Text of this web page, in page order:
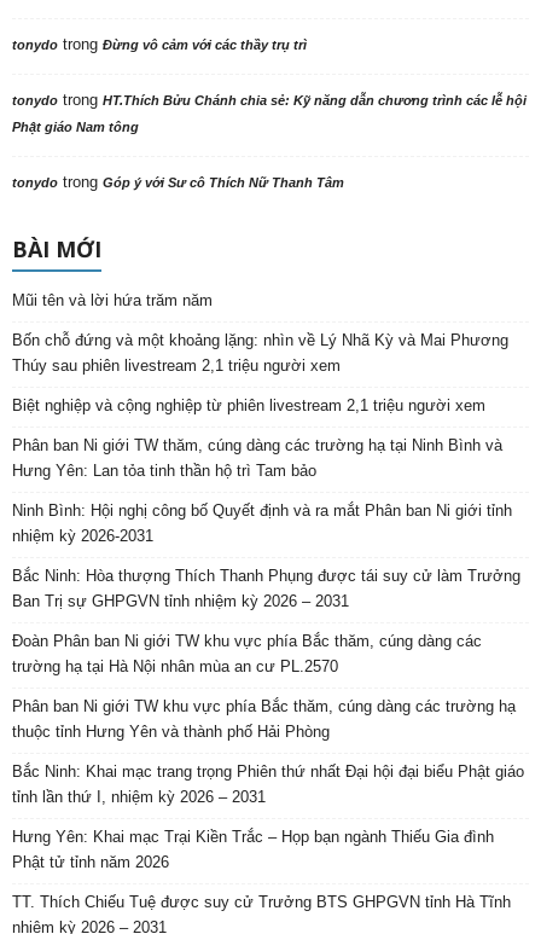
tonydo trong Đừng vô cảm với các thầy trụ trì
tonydo trong HT.Thích Bửu Chánh chia sẻ: Kỹ năng dẫn chương trình các lễ hội
Phật giáo Nam tông
tonydo trong Góp ý với Sư cô Thích Nữ Thanh Tâm
BÀI MỚI
Mũi tên và lời hứa trăm năm
Bốn chỗ đứng và một khoảng lặng: nhìn về Lý Nhã Kỳ và Mai Phương
Thúy sau phiên livestream 2,1 triệu người xem
Biệt nghiệp và cộng nghiệp từ phiên livestream 2,1 triệu người xem
Phân ban Ni giới TW thăm, cúng dàng các trường hạ tại Ninh Bình và
Hưng Yên: Lan tỏa tinh thần hộ trì Tam bảo
Ninh Bình: Hội nghị công bố Quyết định và ra mắt Phân ban Ni giới tỉnh
nhiệm kỳ 2026-2031
Bắc Ninh: Hòa thượng Thích Thanh Phụng được tái suy cử làm Trưởng
Ban Trị sự GHPGVN tỉnh nhiệm kỳ 2026 – 2031
Đoàn Phân ban Ni giới TW khu vực phía Bắc thăm, cúng dàng các
trường hạ tại Hà Nội nhân mùa an cư PL.2570
Phân ban Ni giới TW khu vực phía Bắc thăm, cúng dàng các trường hạ
thuộc tỉnh Hưng Yên và thành phố Hải Phòng
Bắc Ninh: Khai mạc trang trọng Phiên thứ nhất Đại hội đại biểu Phật giáo
tỉnh lần thứ I, nhiệm kỳ 2026 – 2031
Hưng Yên: Khai mạc Trại Kiền Trắc – Họp bạn ngành Thiếu Gia đình
Phật tử tỉnh năm 2026
TT. Thích Chiếu Tuệ được suy cử Trưởng BTS GHPGVN tỉnh Hà Tĩnh
nhiệm kỳ 2026 – 2031